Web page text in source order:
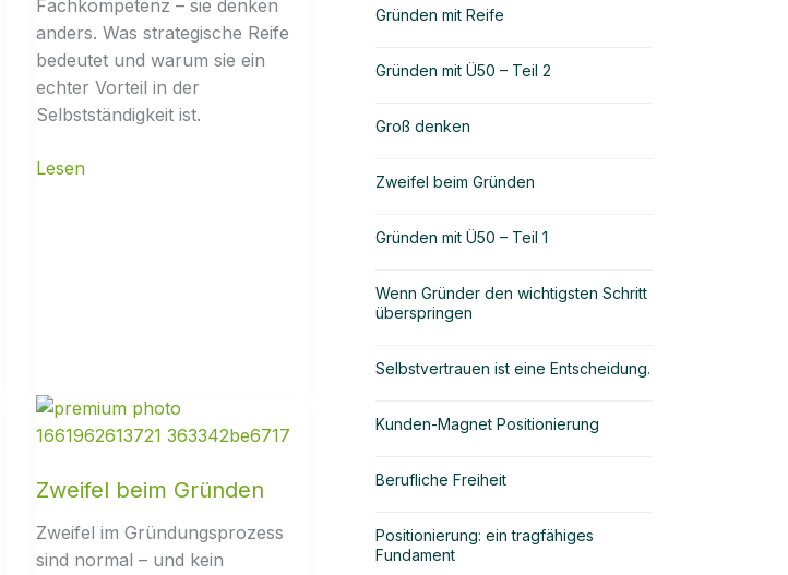
Fachkompetenz – sie denken
anders. Was strategische Reife
bedeutet und warum sie ein
echter Vorteil in der
Selbstständigkeit ist.
Zweifel beim Gründen
Zweifel im Gründungsprozess
sind normal – und kein
Gründen mit Reife
Gründen mit Ü50 – Teil 2
Groß denken
Zweifel beim Gründen
Gründen mit Ü50 – Teil 1
Wenn Gründer den wichtigsten Schritt
überspringen
Selbstvertrauen ist eine Entscheidung.
Kunden-Magnet Positionierung
Berufliche Freiheit
Positionierung: ein tragfähiges
Fundament